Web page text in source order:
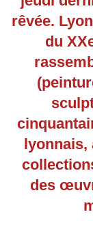
rêvée.
du
lyonnais,
des